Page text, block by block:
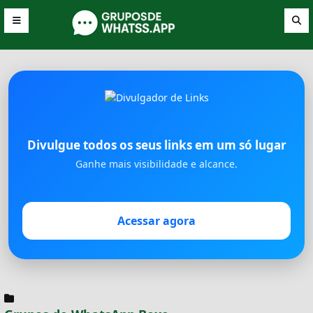
Divulgue todos os seus links em um só lugar
Ganhe mais visibilidade e alcance.
Acessar agora